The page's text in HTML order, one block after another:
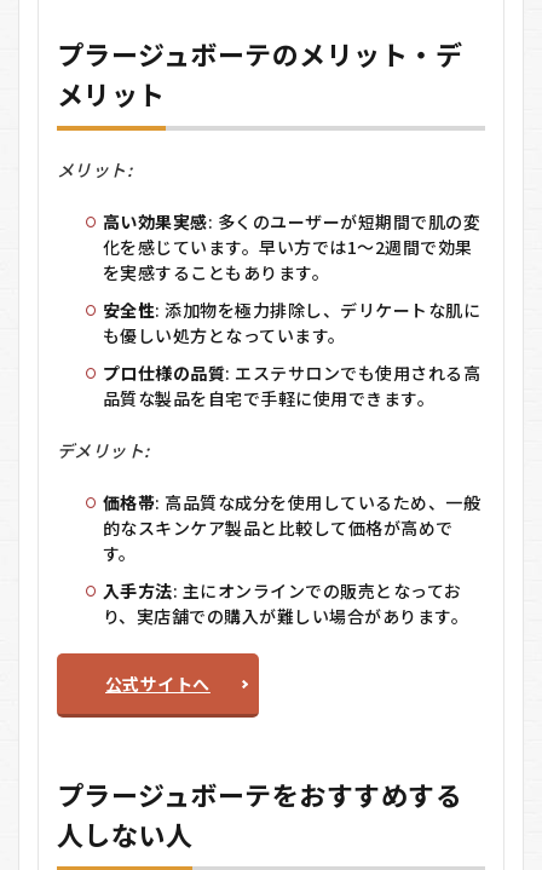
プラージュボーテのメリット・デ
メリット
メリット:
高い効果実感: 多くのユーザーが短期間で肌の変
化を感じています。早い方では1〜2週間で効果
を実感することもあります。
安全性: 添加物を極力排除し、デリケートな肌に
も優しい処方となっています。
プロ仕様の品質: エステサロンでも使用される高
品質な製品を自宅で手軽に使用できます。
デメリット:
価格帯: 高品質な成分を使用しているため、一般
的なスキンケア製品と比較して価格が高めで
す。
入手方法: 主にオンラインでの販売となってお
り、実店舗での購入が難しい場合があります。
公式サイトへ
プラージュボーテをおすすめする
人しない人